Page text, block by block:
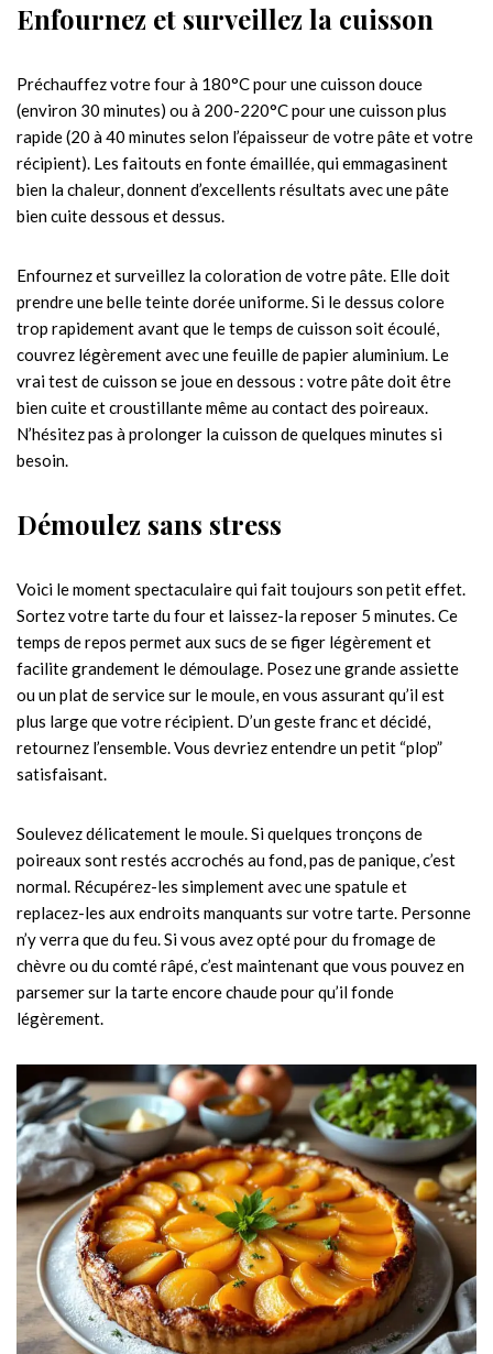
Enfournez et surveillez la cuisson
Préchauffez votre four à 180°C pour une cuisson douce
(environ 30 minutes) ou à 200-220°C pour une cuisson plus
rapide (20 à 40 minutes selon l’épaisseur de votre pâte et votre
récipient). Les faitouts en fonte émaillée, qui emmagasinent
bien la chaleur, donnent d’excellents résultats avec une pâte
bien cuite dessous et dessus.
Enfournez et surveillez la coloration de votre pâte. Elle doit
prendre une belle teinte dorée uniforme. Si le dessus colore
trop rapidement avant que le temps de cuisson soit écoulé,
couvrez légèrement avec une feuille de papier aluminium. Le
vrai test de cuisson se joue en dessous : votre pâte doit être
bien cuite et croustillante même au contact des poireaux.
N’hésitez pas à prolonger la cuisson de quelques minutes si
besoin.
Démoulez sans stress
Voici le moment spectaculaire qui fait toujours son petit effet.
Sortez votre tarte du four et laissez-la reposer 5 minutes. Ce
temps de repos permet aux sucs de se figer légèrement et
facilite grandement le démoulage. Posez une grande assiette
ou un plat de service sur le moule, en vous assurant qu’il est
plus large que votre récipient. D’un geste franc et décidé,
retournez l’ensemble. Vous devriez entendre un petit “plop”
satisfaisant.
Soulevez délicatement le moule. Si quelques tronçons de
poireaux sont restés accrochés au fond, pas de panique, c’est
normal. Récupérez-les simplement avec une spatule et
replacez-les aux endroits manquants sur votre tarte. Personne
n’y verra que du feu. Si vous avez opté pour du fromage de
chèvre ou du comté râpé, c’est maintenant que vous pouvez en
parsemer sur la tarte encore chaude pour qu’il fonde
légèrement.